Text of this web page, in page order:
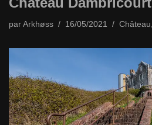
par Arkhøss 16/05/2021 Château